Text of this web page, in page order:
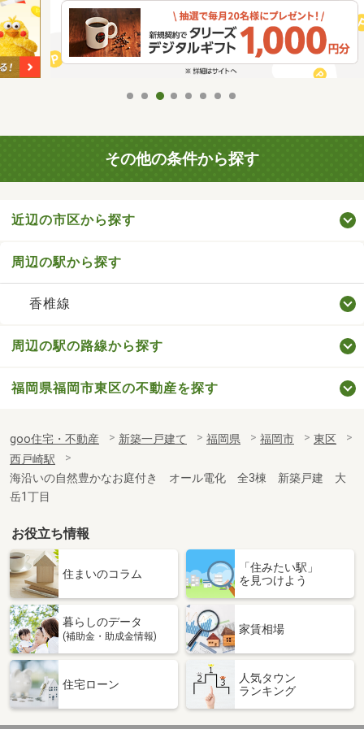
その他の条件から探す
近辺の市区から探す
周辺の駅から探す
香椎線
周辺の駅の路線から探す
福岡県福岡市東区の不動産を探す
goo住宅・不動産 新築一戸建て 福岡県 福岡市
東区
西戸崎駅
海沿いの自然豊かなお庭付き オール電化 全3棟 新築戸建 大
岳1丁目
お役立ち情報
住まいのコラム
「住みたい駅」
を見つけよう
暮らしのデータ
(補助金・助成金情報)
家賃相場
住宅ローン
人気タウン
ランキング